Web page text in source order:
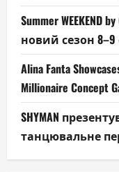
Summer WEEKEND
новий сезон 8–9
Alina Fanta
Millionaire Concept
SHYMAN
танцювальне